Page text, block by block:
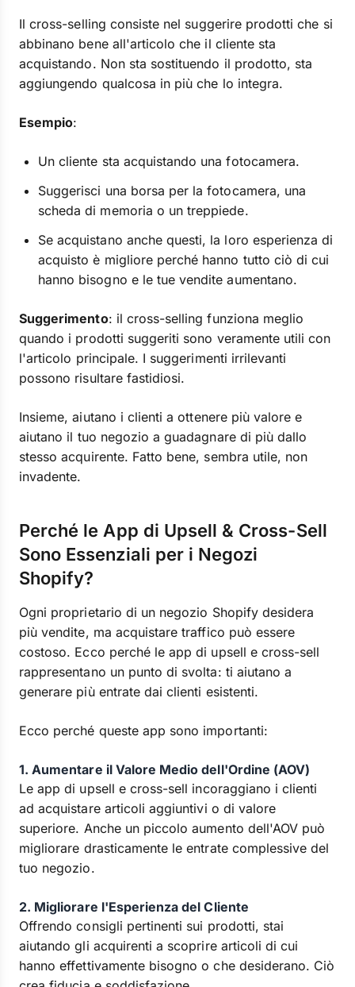
Il cross-selling consiste nel suggerire prodotti che si
abbinano bene all'articolo che il cliente sta
acquistando. Non sta sostituendo il prodotto, sta
aggiungendo qualcosa in più che lo integra.
Esempio:
Un cliente sta acquistando una fotocamera.
Suggerisci una borsa per la fotocamera, una
scheda di memoria o un treppiede.
Se acquistano anche questi, la loro esperienza di
acquisto è migliore perché hanno tutto ciò di cui
hanno bisogno e le tue vendite aumentano.
Suggerimento: il cross-selling funziona meglio
quando i prodotti suggeriti sono veramente utili con
l'articolo principale. I suggerimenti irrilevanti
possono risultare fastidiosi.
Insieme, aiutano i clienti a ottenere più valore e
aiutano il tuo negozio a guadagnare di più dallo
stesso acquirente. Fatto bene, sembra utile, non
invadente.
Perché le App di Upsell & Cross-Sell
Sono Essenziali per i Negozi
Shopify?
Ogni proprietario di un negozio Shopify desidera
più vendite, ma acquistare traffico può essere
costoso. Ecco perché le app di upsell e cross-sell
rappresentano un punto di svolta: ti aiutano a
generare più entrate dai clienti esistenti.
Ecco perché queste app sono importanti:
1. Aumentare il Valore Medio dell'Ordine (AOV)
Le app di upsell e cross-sell incoraggiano i clienti
ad acquistare articoli aggiuntivi o di valore
superiore. Anche un piccolo aumento dell'AOV può
migliorare drasticamente le entrate complessive del
tuo negozio.
2. Migliorare l'Esperienza del Cliente
Offrendo consigli pertinenti sui prodotti, stai
aiutando gli acquirenti a scoprire articoli di cui
hanno effettivamente bisogno o che desiderano. Ciò